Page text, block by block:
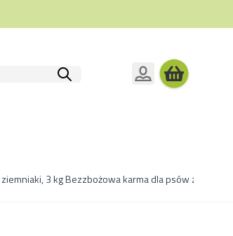
3 kg Bezzbożowa karma dla psów z